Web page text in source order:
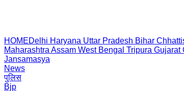
HOMEDelhi Haryana Uttar Pradesh Bihar
Maharashtra Assam West Bengal Tripura Gujarat
Jansamasya
News
पुलिस
Bjp